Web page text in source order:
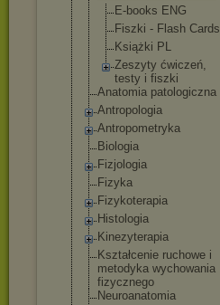
E-books ENG
Fiszki - Flash Cards
Książki PL
Zeszyty ćwiczeń,
testy i fiszki
Anatomia patologiczna
Antropologia
Antropometryka
Biologia
Fizjologia
Fizyka
Fizykoterapia
Histologia
Kinezyterapia
Kształcenie ruchowe i
metodyka wychowania
fizycznego
Neuroanatomia